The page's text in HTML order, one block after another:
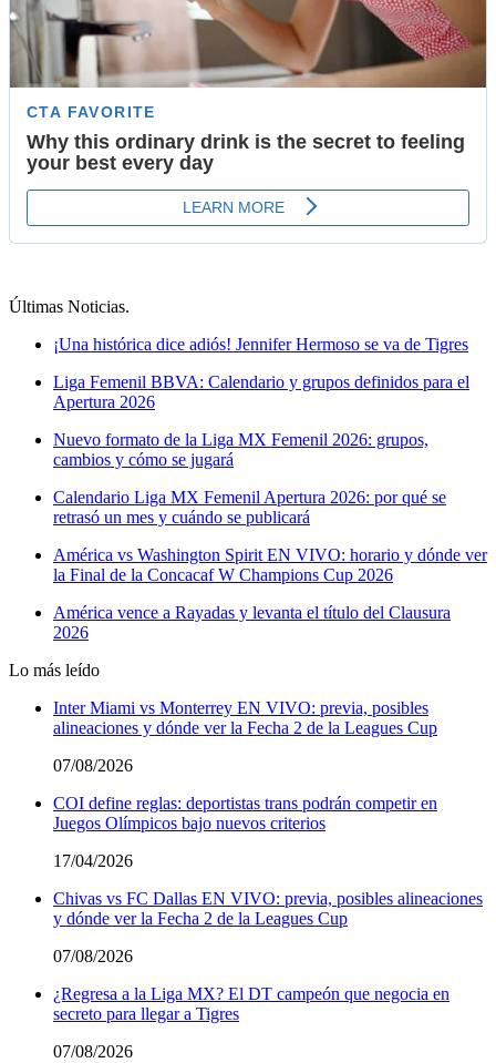
Últimas Noticias.
¡Una histórica dice adiós! Jennifer Hermoso se va de Tigres
Liga Femenil BBVA: Calendario y grupos definidos para el
Apertura 2026
Nuevo formato de la Liga MX Femenil 2026: grupos,
cambios y cómo se jugará
Calendario Liga MX Femenil Apertura 2026: por qué se
retrasó un mes y cuándo se publicará
América vs Washington Spirit EN VIVO: horario y dónde ver
la Final de la Concacaf W Champions Cup 2026
América vence a Rayadas y levanta el título del Clausura
2026
Lo más leído
Inter Miami vs Monterrey EN VIVO: previa, posibles
alineaciones y dónde ver la Fecha 2 de la Leagues Cup
07/08/2026
COI define reglas: deportistas trans podrán competir en
Juegos Olímpicos bajo nuevos criterios
17/04/2026
Chivas vs FC Dallas EN VIVO: previa, posibles alineaciones
y dónde ver la Fecha 2 de la Leagues Cup
07/08/2026
¿Regresa a la Liga MX? El DT campeón que negocia en
secreto para llegar a Tigres
07/08/2026